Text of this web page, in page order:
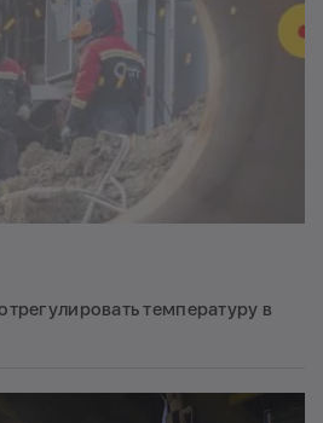
температуру в